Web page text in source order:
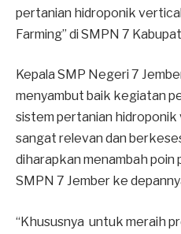
pertanian hidroponik
Farming” di SMPN 7
Kepala SMP Negeri 7
menyambut baik kegiatan
sistem pertanian hidroponik
sangat relevan dan
diharapkan menambah
SMPN 7 Jember ke
“Khususnya untuk meraih